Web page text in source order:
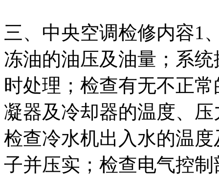
三、中央空调检修内容1
冻油的油压及油量；系
时处理；检查有无不正
凝器及冷却器的温度、
检查冷水机出入水的温
子并压实；检查电气控